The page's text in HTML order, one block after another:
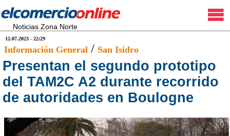
Noticias Zona Norte
12.07.2023 - 22:29
Información General / San Isidro
Presentan el segundo prototipo
del TAM2C A2 durante recorrido
de autoridades en Boulogne